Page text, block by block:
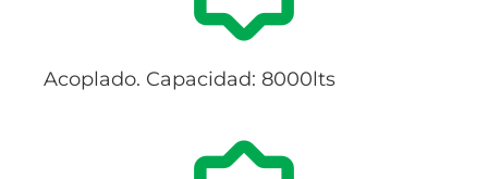
Acoplado. Capacidad: 8000lts